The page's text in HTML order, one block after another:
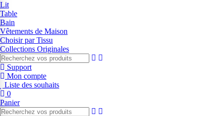
Lit
Table
Bain
Vêtements de Maison
Choisir par Tissu
Collections Originales
Support
Mon compte
Liste des souhaits
0
Panier